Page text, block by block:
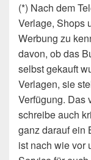
(*) Nach dem
Verlage, Shops
Werbung zu
davon, ob das
selbst gekauft
Verlagen, sie
Verfügung. Das
schreibe auch
ganz darauf ein
ist nach wie vor